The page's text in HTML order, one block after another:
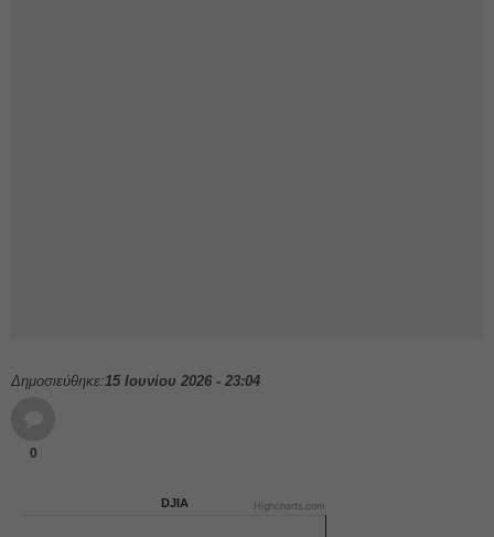
Δημοσιεύθηκε:15 Ιουνίου 2026 - 23:04
0
DJIA Highcharts.com